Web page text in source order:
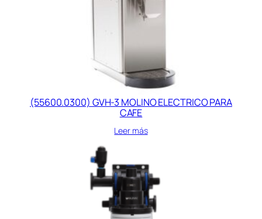
(55600.0300) GVH-3 MOLINO ELECTRICO PARA
CAFE
Leer más